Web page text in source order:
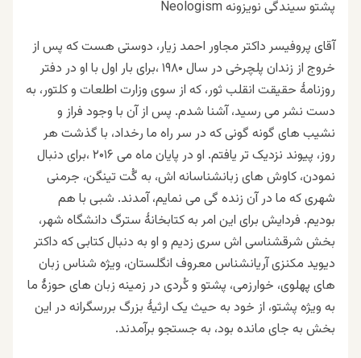
پشتو سیندگی نویزونه Neologism
آقای پروفیسر داکتر مجاور احمد زیار، دوستی هست که پس از
خروج از زندان پلچرخی در سال ۱۹۸۰ ،برای بار اول با او در دفتر
روزنامهٔ حقیقت انقلب ثور، که از سوی وزارت اطلعات و کلتور، به
دست نشر می رسید، آشنا شدم. پس از آن با وجود فراز و
نشیب های گونه گونی که در سر راه ما رخداد، با گذشت هر
روز، پیوند نزدیک تر یافتم. او در پایان ماه می ۲۰۱۶ ،برای دنبال
نمودن، کاوش های زبانشناسانه اش، به گُت تینگن، جرمنی
شهری که ما در آن زنده گی می نمایم، آمدند. شبی با هم
بودیم. فردایش برای این امر به کتابخانهٔ سترگ دانشگاه شهر،
بخش شرقشناسی اش سری زدیم و او به دنبال کتابی که داکتر
ديويد مکنزی آريانشناس معروف انگلستان، ويژه شناس زبان
های پهلوی، خوارزمی، پشتو و کُردی در زمینه زبان های حوزهٔ ما
به ویژه پشتو، از خود به حیث یک ارثیهٔ بزرگ بررسگرانه در این
بخش به جای مانده بود، به جستجو برآمدند.